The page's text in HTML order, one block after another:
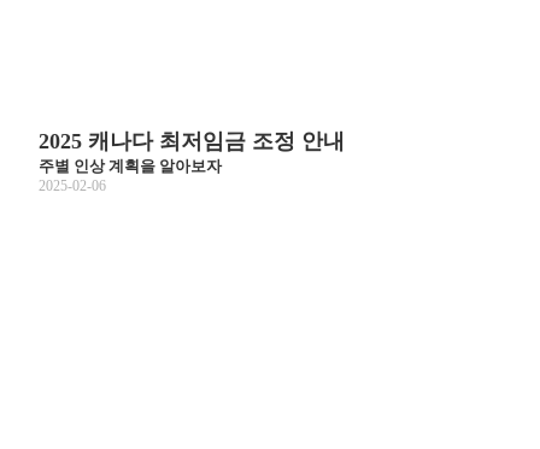
2025 캐나다 최저임금 조정 안내
주별 인상 계획을 알아보자
2025-02-06